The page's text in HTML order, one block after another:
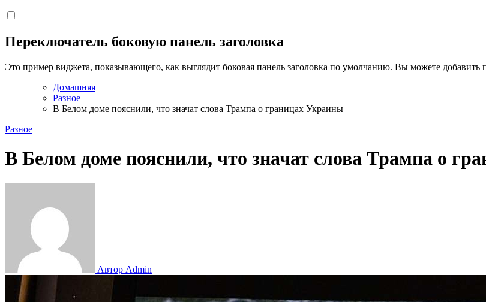
Переключатель боковую панель заголовка
Это пример виджета, показывающего, как выглядит боковая панель заголовка по умолчанию. Вы можете добавить
Домашняя
Разное
В Белом доме пояснили, что значат слова Трампа о границах Украины
Разное
В Белом доме пояснили, что значат слова Трампа о
Автор Admin